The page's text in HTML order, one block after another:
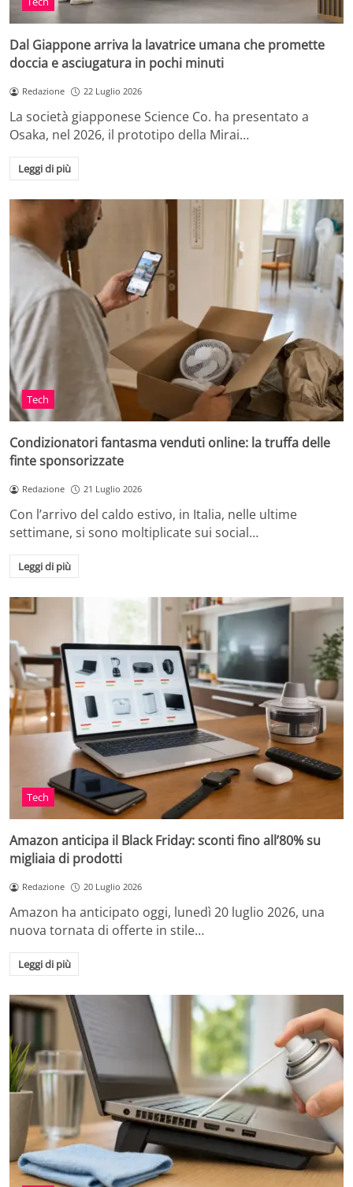
Dal Giappone arriva la lavatrice umana che promette
doccia e asciugatura in pochi minuti
Redazione 22 Luglio 2026
La società giapponese Science Co. ha presentato a
Osaka, nel 2026, il prototipo della Mirai…
Leggi di più
Tech
Condizionatori fantasma venduti online: la truffa delle
finte sponsorizzate
Redazione 21 Luglio 2026
Con l’arrivo del caldo estivo, in Italia, nelle ultime
settimane, si sono moltiplicate sui social…
Leggi di più
Tech
Amazon anticipa il Black Friday: sconti fino all’80% su
migliaia di prodotti
Redazione 20 Luglio 2026
Amazon ha anticipato oggi, lunedì 20 luglio 2026, una
nuova tornata di offerte in stile…
Leggi di più